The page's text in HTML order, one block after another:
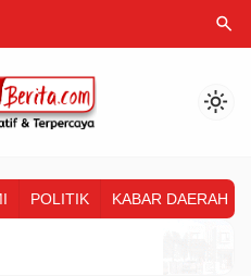
search
light_mode
POLITIK KABAR DAERAH